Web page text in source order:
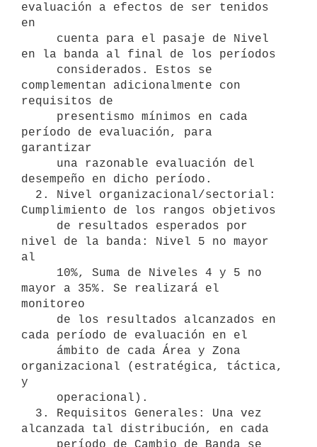
evaluación a efectos de ser tenidos
en
en la banda al final de los períodos
complementan adicionalmente con
requisitos de
período de evaluación, para
garantizar
desempeño en dicho período.
Cumplimiento de los rangos objetivos
nivel de la banda: Nivel 5 no mayor
al
mayor a 35%. Se realizará el
monitoreo
cada período de evaluación en el
organizacional (estratégica, táctica,
y
alcanzada tal distribución, en cada